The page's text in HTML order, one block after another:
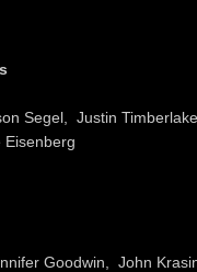
Segel, Justin
Goodwin, John